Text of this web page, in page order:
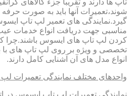
شوند،تعمیرات آنها باید به صورت
گیرد.نمایندگی های تعمیر لپ تاپ
مناسبی جهت دریافت انواع خدمات
کردن لپ تاپ های ایسوس باشند.چرا
تخصصی و ویژه بر روی لپ تاپ های با
انواع مدل های آن آشنایی کامل دارند.
واحدهای مختلف نمایندگی تعمیرات
نمایندگی تعمیرات لپ تاپ ایسوس در